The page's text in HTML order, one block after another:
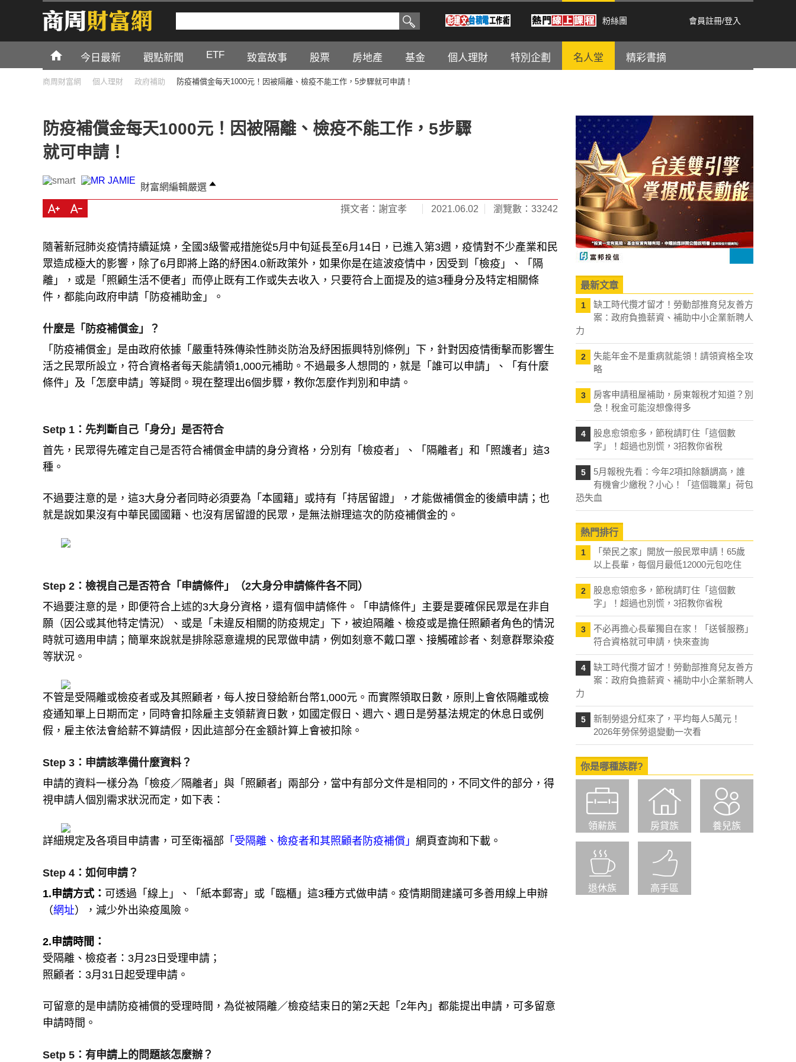
粉絲團 會員註冊/登入
今日最新 觀點新聞 ETF 致富故事 股票 房地產 基金 個人理財 特別企劃 名人堂 精彩書摘
商周財富網 個人理財 政府補助 防疫補償金每天1000元！因被隔離、檢疫不能工作，5步驟就可申請！
防疫補償金每天1000元！因被隔離、檢疫不能工作，5步驟
就可申請！
財富網編輯嚴選
撰文者：謝宜孝 2021.06.02 瀏覽數：33242
隨著新冠肺炎疫情持續延燒，全國3級警戒措施從5月中旬延長至6月14日，已進入第3週，疫情對不少產業和民
眾造成極大的影響，除了6月即將上路的紓困4.0新政策外，如果你是在這波疫情中，因受到「檢疫」、「隔
離」，或是「照顧生活不便者」而停止既有工作或失去收入，只要符合上面提及的這3種身分及特定相關條
件，都能向政府申請「防疫補助金」。
什麼是「防疫補償金」？
「防疫補償金」是由政府依據「嚴重特殊傳染性肺炎防治及紓困振興特別條例」下，針對因疫情衝擊而影響生
活之民眾所設立，符合資格者每天能請領1,000元補助。不過最多人想問的，就是「誰可以申請」、「有什麼
條件」及「怎麼申請」等疑問。現在整理出6個步驟，教你怎麼作判別和申請。
Setp 1：先判斷自己「身分」是否符合
首先，民眾得先確定自己是否符合補償金申請的身分資格，分別有「檢疫者」、「隔離者」和「照護者」這3
種。
不過要注意的是，這3大身分者同時必須要為「本國籍」或持有「持居留證」，才能做補償金的後續申請；也
就是說如果沒有中華民國國籍、也沒有居留證的民眾，是無法辦理這次的防疫補償金的。
Step 2：檢視自己是否符合「申請條件」（2大身分申請條件各不同）
不過要注意的是，即便符合上述的3大身分資格，還有個申請條件。「申請條件」主要是要確保民眾是在非自
願（因公或其他特定情況）、或是「未違反相關的防疫規定」下，被迫隔離、檢疫或是擔任照顧者角色的情況
時就可適用申請；簡單來說就是排除惡意違規的民眾做申請，例如刻意不戴口罩、接觸確診者、刻意群聚染疫
等狀況。
不管是受隔離或檢疫者或及其照顧者，每人按日發給新台幣1,000元。而實際領取日數，原則上會依隔離或檢
疫通知單上日期而定，同時會扣除雇主支領薪資日數，如國定假日、週六、週日是勞基法規定的休息日或例
假，雇主依法會給薪不算請假，因此這部分在金額計算上會被扣除。
Step 3：申請該準備什麼資料？
申請的資料一樣分為「檢疫／隔離者」與「照顧者」兩部分，當中有部分文件是相同的，不同文件的部分，得
視申請人個別需求狀況而定，如下表：
詳細規定及各項目申請書，可至衛福部 「受隔離、檢疫者和其照顧者防疫補償」 網頁查詢和下載。
Step 4：如何申請？
1.申請方式： 可透過「線上」、「紙本郵寄」或「臨櫃」這3種方式做申請。疫情期間建議可多善用線上申辦
（網址），減少外出染疫風險。
2.申請時間：
受隔離、檢疫者：3月23日受理申請；
照顧者：3月31日起受理申請。
可留意的是申請防疫補償的受理時間，為從被隔離／檢疫結束日的第2天起「2年內」都能提出申請，可多留意
申請時間。
Setp 5：有申請上的問題該怎麼辦？
最新文章
1
缺工時代攬才留才！勞動部推育兒友善方
案：政府負擔薪資、補助中小企業新聘人
力
2
失能年金不是重病就能領！請領資格全攻
略
3
房客申請租屋補助，房東報稅才知道？別
急！稅金可能沒想像得多
4
股息愈領愈多，節稅請盯住「這個數
字」！超過也別慌，3招教你省稅
5
5月報稅先看：今年2項扣除額調高，誰
有機會少繳稅？小心！「這個職業」荷包
恐失血
熱門排行
1
「榮民之家」開放一般民眾申請！65歲
以上長輩，每個月最低12000元包吃住
2
股息愈領愈多，節稅請盯住「這個數
字」！超過也別慌，3招教你省稅
3
不必再擔心長輩獨自在家！「送餐服務」
符合資格就可申請，快來查詢
4
缺工時代攬才留才！勞動部推育兒友善方
案：政府負擔薪資、補助中小企業新聘人
力
5
新制勞退分紅來了，平均每人5萬元！
2026年勞保勞退變動一次看
你是哪種族群?
領薪族 房貸族 養兒族
退休族 高手區